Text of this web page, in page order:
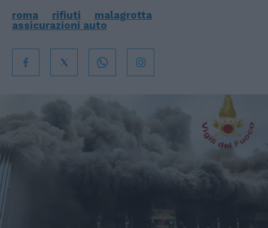
roma rifiuti
malagrotta
assicurazioni auto